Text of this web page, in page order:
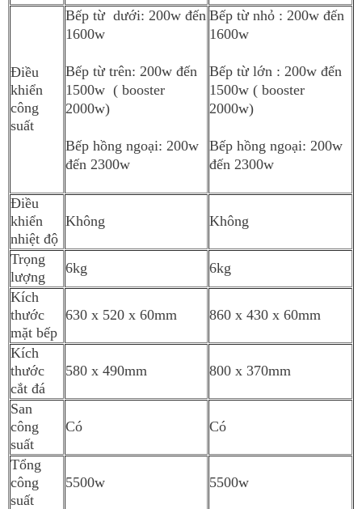
Điều
khiển
công
suất
Bếp từ dưới: 200w đến
1600w
Bếp từ trên: 200w đến
1500w ( booster
2000w)
Bếp hồng ngoại: 200w
đến 2300w
Bếp từ nhỏ : 200w đến
1600w
Bếp từ lớn : 200w đến
1500w ( booster
2000w)
Bếp hồng ngoại: 200w
đến 2300w
Điều
khiển
nhiệt độ
Không Không
Trọng
lượng
6kg
6kg
Kích
thước
mặt bếp
630 x 520 x 60mm 860 x 430 x 60mm
Kích
thước
cắt đá
580 x 490mm 800 x 370mm
San
công
suất
Có Có
Tổng
công
suất
5500w 5500w